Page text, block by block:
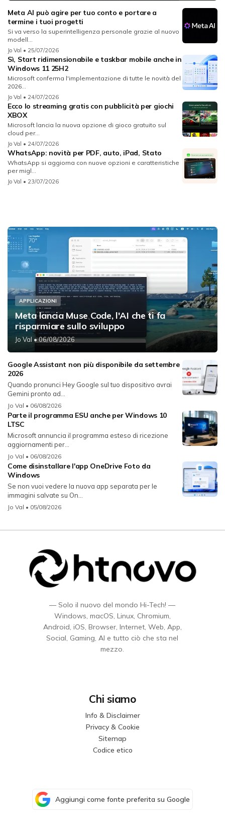
Meta AI può agire per tuo conto e portare a
termine i tuoi progetti
Si va verso la superintelligenza personale grazie al nuovo
modell...
Jo Val • 25/07/2026
Sì, Start ridimensionabile e taskbar mobile anche in
Windows 11 25H2
Microsoft conferma l'implementazione di tutte le novità del
2026...
Jo Val • 24/07/2026
Ecco lo streaming gratis con pubblicità per giochi
XBOX
Microsoft lancia la nuova opzione di gioco gratuito sul
cloud per...
Jo Val • 24/07/2026
WhatsApp: novità per PDF, auto, iPad, Stato
WhatsApp si aggiorna con nuove opzioni e caratteristiche
per migl...
Jo Val • 23/07/2026
APPLICAZIONI
Meta lancia Muse Code, l'AI che ti fa
risparmiare sullo sviluppo
Jo Val • 06/08/2026
Google Assistant non più disponibile da settembre
2026
Quando pronunci Hey Google sul tuo dispositivo avrai
Gemini pronto ad...
Jo Val • 06/08/2026
Parte il programma ESU anche per Windows 10
LTSC
Microsoft annuncia il programma esteso di ricezione
aggiornamenti per...
Jo Val • 06/08/2026
Come disinstallare l'app OneDrive Foto da
Windows
Se non vuoi vedere la nuova app separata per le
immagini salvate su On...
Jo Val • 05/08/2026
— Solo il nuovo del mondo Hi-Tech! —
Windows, macOS, Linux, Chromium,
Android, iOS, Browser, Internet, Web, App,
Social, Gaming, AI e tutto ciò che sta nel
mezzo.
Chi siamo
Info & Disclaimer
Privacy & Cookie
Sitemap
Codice etico
Aggiungi come fonte preferita su Google